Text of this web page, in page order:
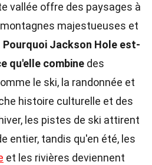
vallée offre des paysages à
majestueuses et
Pourquoi Jackson Hole est-
qu'elle combine des
le ski, la randonnée et
histoire culturelle et des
les pistes de ski attirent
entier, tandis qu'en été, les
et les rivières deviennent